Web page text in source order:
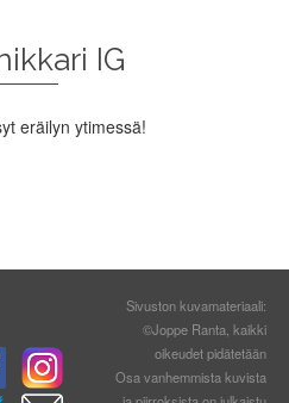
IG
eräilyn ytimessä!
Sivuston kuvamateriaali:
©Joppe Ranta, kaikki
oikeudet pidätetään
Osa vanhemmista kuvista